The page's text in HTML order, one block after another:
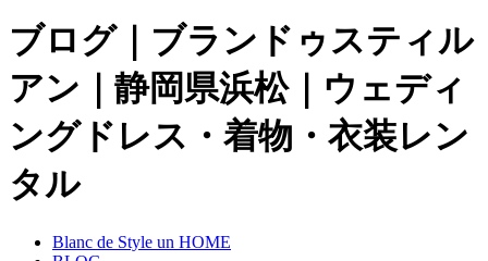
ブログ｜ブランドゥスティル
アン｜静岡県浜松｜ウェディ
ングドレス・着物・衣装レン
タル
Blanc de Style un HOME